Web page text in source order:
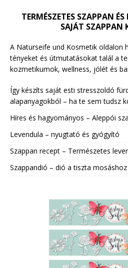
TERMÉSZETES SZAPPAN
SAJÁT SZAPPAN
A Naturseife und Kosmetik oldalon
tényeket és útmutatásokat talál a
kozmetikumok, wellness, jólét és
Így készíts saját esti stresszoldó
alapanyagokból – ha te sem tudsz
Híres és hagyományos – Aleppói
Levendula – nyugtató és gyógyító
Szappan recept – Természetes
Szappandió – dió a tiszta mosáshoz